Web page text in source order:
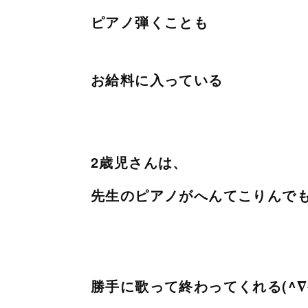
ピアノ弾くことも
お給料に入っている
2歳児さんは、
先生のピアノがへんてこりんで
勝手に歌って終わってくれる